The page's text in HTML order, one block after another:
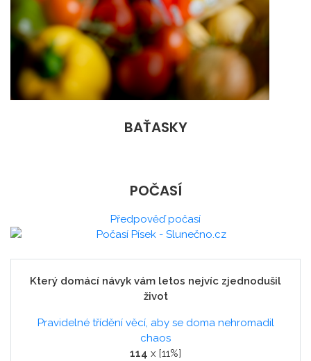
BAŤASKY
POČASÍ
Předpověď počasí
Který domácí návyk vám letos nejvíc zjednodušil
život
Pravidelné třídění věcí, aby se doma nehromadil
chaos
114 x [11%]